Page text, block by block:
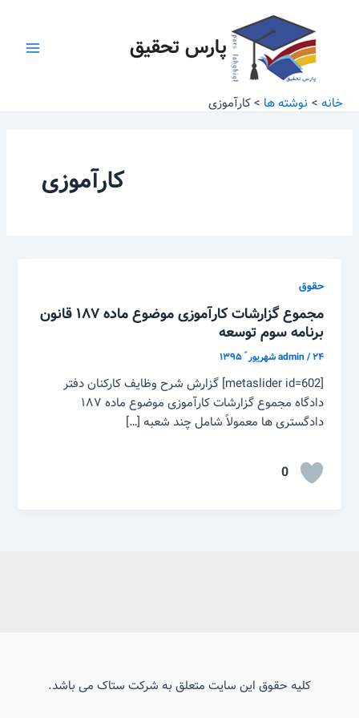
پارس تحقیق
خانه نوشته ها کارآموزی
کارآموزی
حقوق
مجموع گزارشات کارآموزی موضوع ماده ۱۸۷ قانون
برنامه سوم توسعه
admin/۲۴ شهریور ّ ۱۳۹۵
[metaslider id=602] گزارش شرح وظایف کارکنان دفتر
دادگاه مجموع گزارشات کارآموزی موضوع ماده ۱۸۷
دادگستری ها معمولاً شامل چند شعبه […]
0
کلیه حقوق این سایت متعلق به شرکت ستاک می باشد.